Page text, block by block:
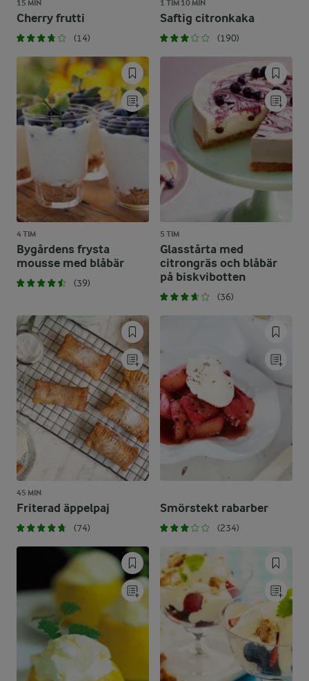
15 MIN
Cherry frutti
(14)
1 TIM 10 MIN
Saftig citronkaka
(190)
4 TIM
Bygårdens frysta
mousse med blåbär
(39)
5 TIM
Glasstårta med
citrongräs och blåbär
på biskvibotten
(36)
45 MIN
Friterad äppelpaj
(74)
Smörstekt rabarber
(234)